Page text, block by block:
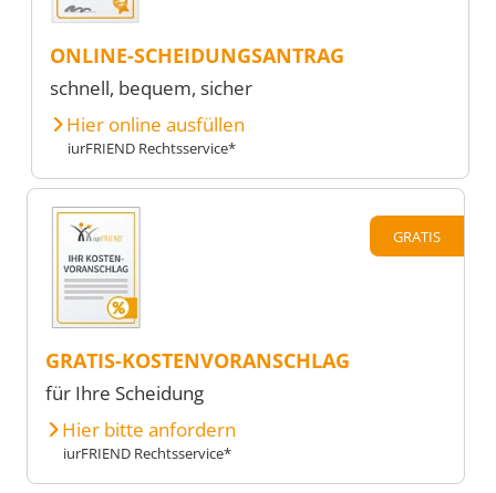
ONLINE-SCHEIDUNGSANTRAG
schnell, bequem, sicher
Hier online ausfüllen
iurFRIEND Rechtsservice*
GRATIS
GRATIS-KOSTENVORANSCHLAG
für Ihre Scheidung
Hier bitte anfordern
iurFRIEND Rechtsservice*